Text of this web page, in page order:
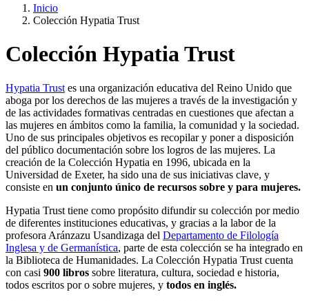
Inicio
Colección Hypatia Trust
Colección Hypatia Trust
Hypatia Trust es una organización educativa del Reino Unido que
aboga por los derechos de las mujeres a través de la investigación y
de las actividades formativas centradas en cuestiones que afectan a
las mujeres en ámbitos como la familia, la comunidad y la sociedad.
Uno de sus principales objetivos es recopilar y poner a disposición
del público documentación sobre los logros de las mujeres. La
creación de la Colección Hypatia en 1996, ubicada en la
Universidad de Exeter, ha sido una de sus iniciativas clave, y
consiste en un conjunto único de recursos sobre y para mujeres.
Hypatia Trust tiene como propósito difundir su colección por medio
de diferentes instituciones educativas, y gracias a la labor de la
profesora Aránzazu Usandizaga del Departamento de Filología
Inglesa y de Germanística, parte de esta colección se ha integrado en
la Biblioteca de Humanidades. La Colección Hypatia Trust cuenta
con casi 900 libros sobre literatura, cultura, sociedad e historia,
todos escritos por o sobre mujeres, y todos en inglés.